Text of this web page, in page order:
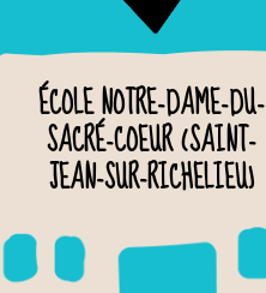
ÉCOLE NOTRE-DAME-DU-
SACRÉ-COEUR (SAINT-
JEAN-SUR-RICHELIEU)